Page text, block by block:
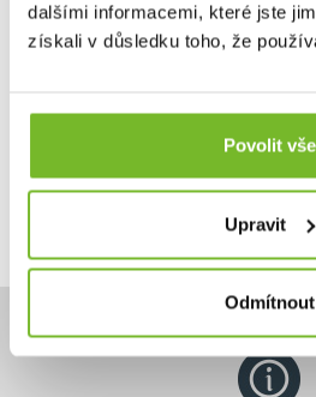
dalšími informacemi, které jste
získali v důsledku toho, že
Povolit vše
Upravit
Odmítnout
2 690